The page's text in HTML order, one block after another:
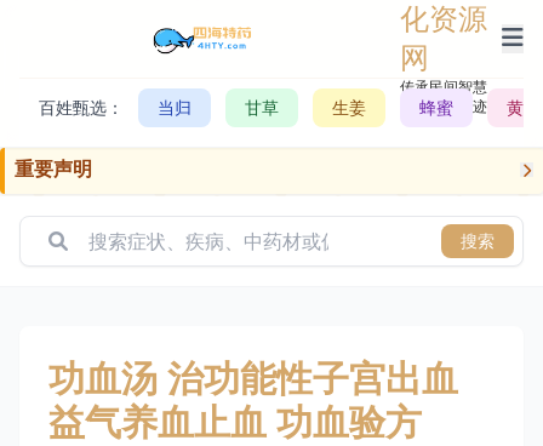
化资源
网
传承民间智慧，
记录历史轨迹
百姓甄选： 当归 甘草 生姜 蜂蜜 黄芪
重要声明
搜索
功血汤 治功能性子宫出血
益气养血止血 功血验方